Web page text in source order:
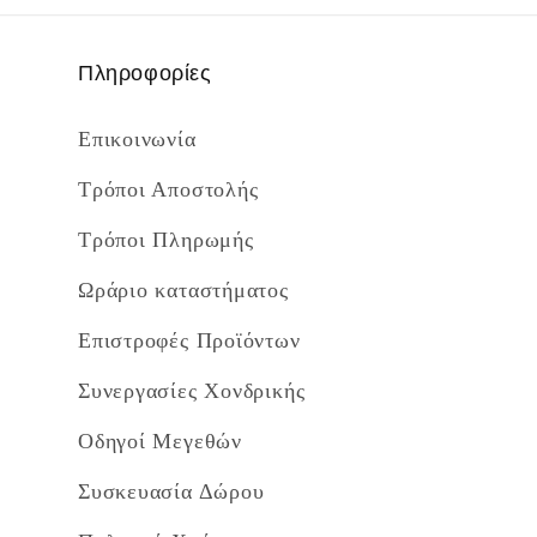
Πληροφορίες
Επικοινωνία
Τρόποι Αποστολής
Τρόποι Πληρωμής
Ωράριο καταστήματος
Επιστροφές Προϊόντων
Συνεργασίες Χονδρικής
Οδηγοί Μεγεθών
Συσκευασία Δώρου